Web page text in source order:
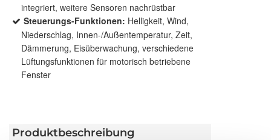
integriert, weitere Sensoren nachrüstbar
Steuerungs-Funktionen: Helligkeit, Wind,
Niederschlag, Innen-/Außentemperatur, Zeit,
Dämmerung, Eisüberwachung, verschiedene
Lüftungsfunktionen für motorisch betriebene
Fenster
Produktbeschreibung